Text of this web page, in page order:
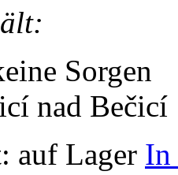
Sorgen
nad Bečicí
auf Lager In